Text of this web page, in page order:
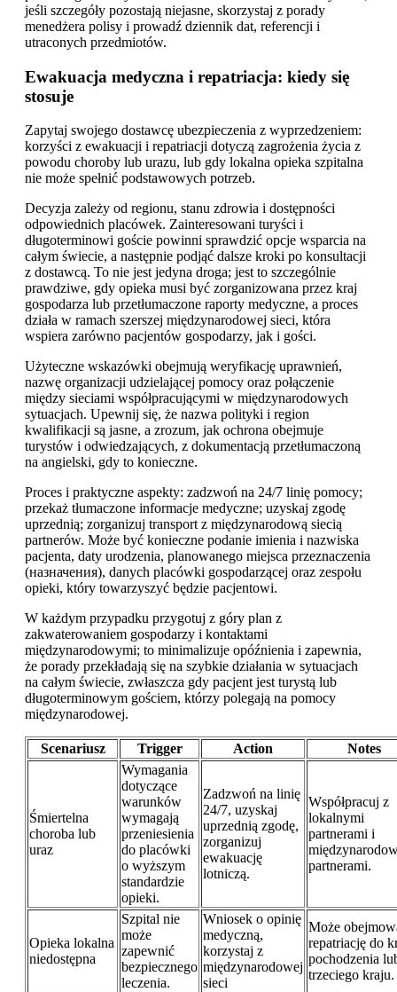
jeśli szczegóły pozostają niejasne, skorzystaj z porady
menedżera polisy i prowadź dziennik dat, referencji i
utraconych przedmiotów.
Ewakuacja medyczna i repatriacja: kiedy się
stosuje
Zapytaj swojego dostawcę ubezpieczenia z wyprzedzeniem:
korzyści z ewakuacji i repatriacji dotyczą zagrożenia życia z
powodu choroby lub urazu, lub gdy lokalna opieka szpitalna
nie może spełnić podstawowych potrzeb.
Decyzja zależy od regionu, stanu zdrowia i dostępności
odpowiednich placówek. Zainteresowani turyści i
długoterminowi goście powinni sprawdzić opcje wsparcia na
całym świecie, a następnie podjąć dalsze kroki po konsultacji
z dostawcą. To nie jest jedyna droga; jest to szczególnie
prawdziwe, gdy opieka musi być zorganizowana przez kraj
gospodarza lub przetłumaczone raporty medyczne, a proces
działa w ramach szerszej międzynarodowej sieci, która
wspiera zarówno pacjentów gospodarzy, jak i gości.
Użyteczne wskazówki obejmują weryfikację uprawnień,
nazwę organizacji udzielającej pomocy oraz połączenie
między sieciami współpracującymi w międzynarodowych
sytuacjach. Upewnij się, że nazwa polityki i region
kwalifikacji są jasne, a zrozum, jak ochrona obejmuje
turystów i odwiedzających, z dokumentacją przetłumaczoną
na angielski, gdy to konieczne.
Proces i praktyczne aspekty: zadzwoń na 24/7 linię pomocy;
przekaż tłumaczone informacje medyczne; uzyskaj zgodę
uprzednią; zorganizuj transport z międzynarodową siecią
partnerów. Może być konieczne podanie imienia i nazwiska
pacjenta, daty urodzenia, planowanego miejsca przeznaczenia
(назначения), danych placówki gospodarzącej oraz zespołu
opieki, który towarzyszyć będzie pacjentowi.
W każdym przypadku przygotuj z góry plan z
zakwaterowaniem gospodarzy i kontaktami
międzynarodowymi; to minimalizuje opóźnienia i zapewnia,
że porady przekładają się na szybkie działania w sytuacjach
na całym świecie, zwłaszcza gdy pacjent jest turystą lub
długoterminowym gościem, którzy polegają na pomocy
międzynarodowej.
Scenariusz Trigger Action Notes
Śmiertelna
choroba lub
uraz
Wymagania
dotyczące
warunków
wymagają
przeniesienia
do placówki
o wyższym
standardzie
opieki.
Zadzwoń na linię
24/7, uzyskaj
uprzednią zgodę,
zorganizuj
ewakuację
lotniczą.
Współpracuj z
lokalnymi
partnerami i
partnerami.
Opieka lokalna
niedostępna
Szpital nie
może
zapewnić
bezpiecznego
leczenia.
Wniosek o opinię
medyczną,
korzystaj z
międzynarodowej
sieci
Może
repatriację do
pochodzenia
trzeciego kraju.